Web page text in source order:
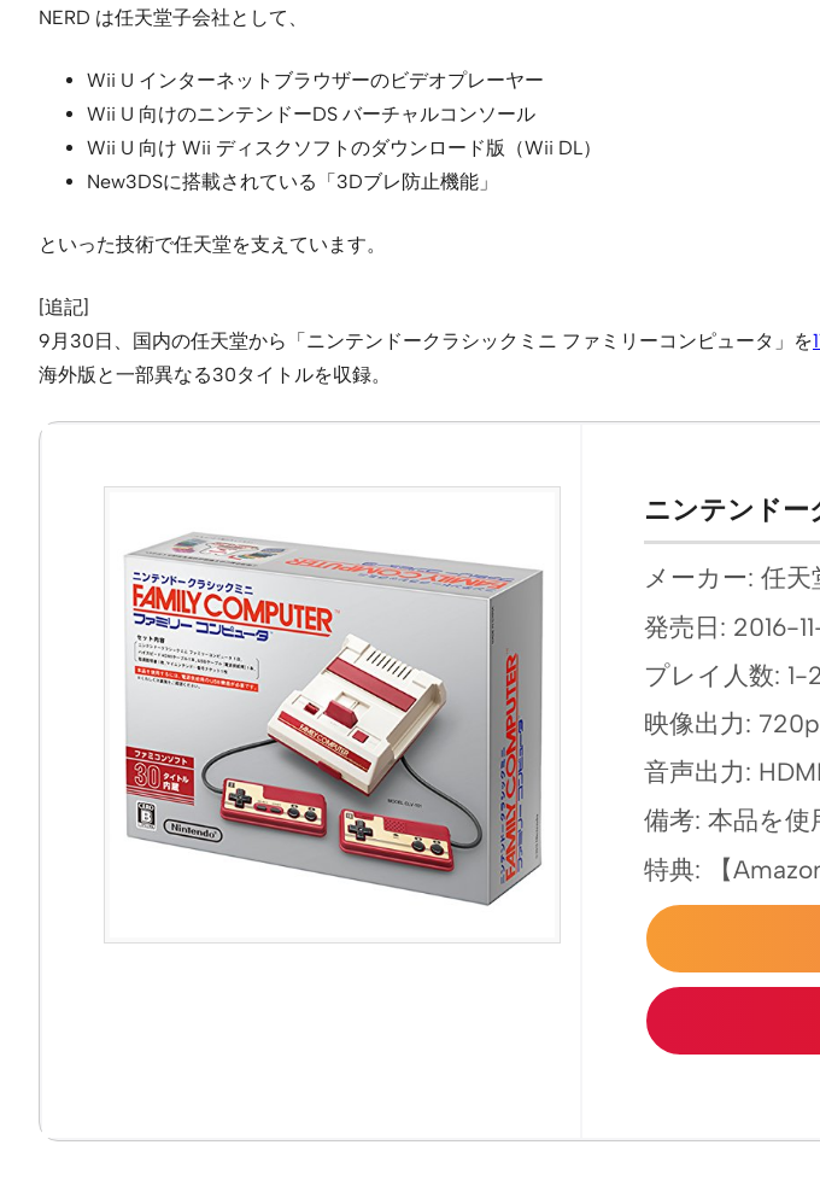
NERD は任天堂子会社として、
Wii U インターネットブラウザーのビデオプレーヤー
Wii U 向けのニンテンドーDS バーチャルコンソール
Wii U 向け Wii ディスクソフトのダウンロード版（Wii DL）
New3DSに搭載されている「3Dブレ防止機能」
といった技術で任天堂を支えています。
[追記]
9月30日、国内の任天堂から「ニンテンドークラシックミニ ファミリーコンピュータ」を
海外版と一部異なる30タイトルを収録。
ニンテンドー
メーカー: 任天
発売日: 2016-
プレイ人数: 1-
映像出力:
音声出力:
備考: 本品を
特典: 【